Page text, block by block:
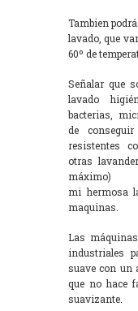
Tambien
lavado, que
60º de
Señalar que
lavado
bacterias,
de
resistentes
otras
máximo)
mi hermosa
maquinas.
Las
industriales
suave con un
que no hace
suavizante.